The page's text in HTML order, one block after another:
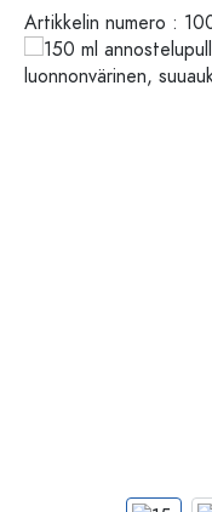
Artikkelin numero :